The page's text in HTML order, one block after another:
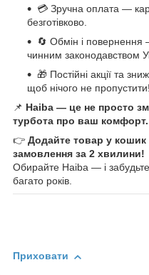
💳 Зручна оплата —
безготівково.
🔄 Обмін і повернення
чинним законодавством
🎁 Постійні акції та
щоб нічого не пропустити!
📌 Haiba — це не просто
турбота про ваш комфорт.
👉 Додайте товар у кошик
замовлення за 2 хвилини!
Обирайте Haiba — і
багато років.
Приховати